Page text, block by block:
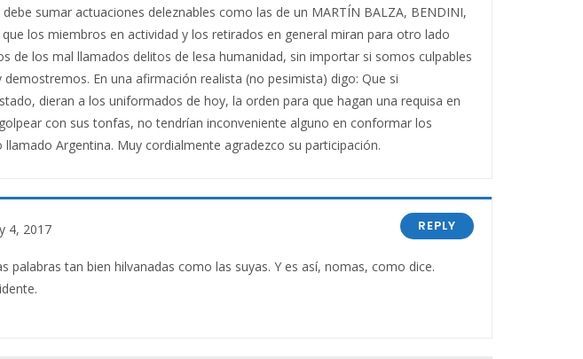
sumar actuaciones deleznables como las de un MARTÍN BALZA, BENDINI,
los miembros en actividad y los retirados en general miran para otro lado
de los mal llamados delitos de lesa humanidad, sin importar si somos culpables
En una afirmación realista (no pesimista) digo: Que si
dieran a los uniformados de hoy, la orden para que hagan una requisa en
con sus tonfas, no tendrían inconveniente alguno en conformar los
Argentina. Muy cordialmente agradezco su participación.
4, 2017 REPLY
palabras tan bien hilvanadas como las suyas. Y es así, nomas, como dice.